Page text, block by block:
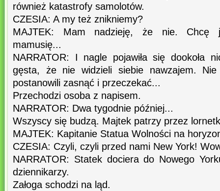
również katastrofy samolotów.
CZESIA: A my też znikniemy?
MAJTEK: Mam nadzieję, że nie. Chcę
mamusię...
NARRATOR: I nagle pojawiła się dookoła
gęsta, że nie widzieli siebie nawzajem.
postanowili zasnąć i przeczekać...
Przechodzi osoba z napisem.
NARRATOR: Dwa tygodnie później...
Wszyscy się budzą. Majtek patrzy przez
MAJTEK: Kapitanie Statua Wolności na
CZESIA: Czyli, czyli przed nami New York!
NARRATOR: Statek dociera do Nowego
dziennikarzy.
Załoga schodzi na ląd.